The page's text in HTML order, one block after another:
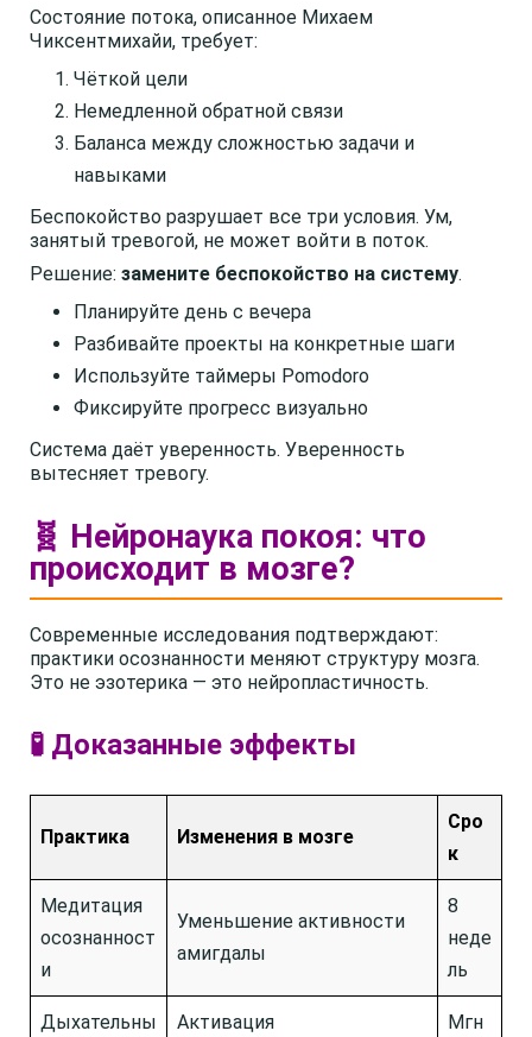
Состояние потока, описанное Михаем
Чиксентмихайи, требует:
Чёткой цели
Немедленной обратной связи
Баланса между сложностью задачи и
навыками
Беспокойство разрушает все три условия. Ум,
занятый тревогой, не может войти в поток.
Решение: замените беспокойство на систему.
Планируйте день с вечера
Разбивайте проекты на конкретные шаги
Используйте таймеры Pomodoro
Фиксируйте прогресс визуально
Система даёт уверенность. Уверенность
вытесняет тревогу.
🧬 Нейронаука покоя: что
происходит в мозге?
Современные исследования подтверждают:
практики осознанности меняют структуру мозга.
Это не эзотерика — это нейропластичность.
🧪 Доказанные эффекты
Практика Изменения в мозге
Сро
к
Медитация
осознанност
и
Уменьшение активности
амигдалы
8
неде
ль
Дыхательны Активация Мгн